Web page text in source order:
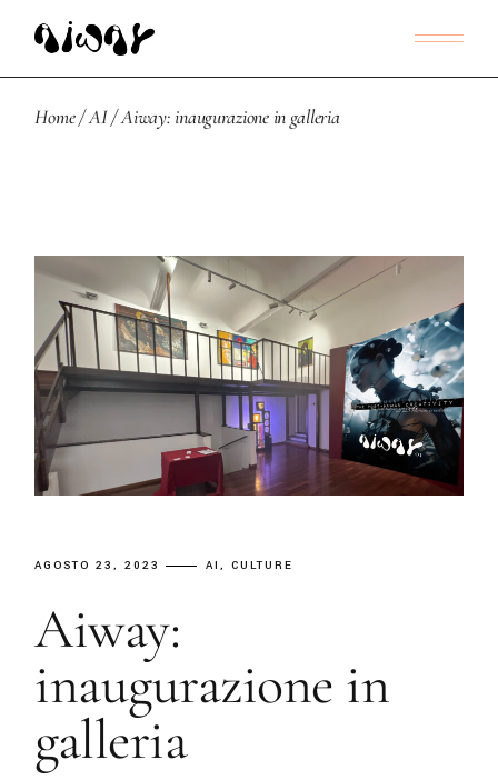
Home AI Aiway: inaugurazione in galleria
AGOSTO 23, 2023 AI CULTURE
Aiway:
inaugurazione in
galleria